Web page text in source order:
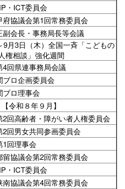
・ICT委員会
府協議会第1回常務委員会
副会長・事務局長等会議
9月3日（木）全国一斉「こどもの
人権相談」強化週間
4回県連事務局会議
ブロ企画委員会
ブロ理事会
【令和８年９月】
2回高齢者・障がい者人権委員会
2回男女共同参画委員会
1回理事会
留協議会第2回常務委員会
・ICT委員会
南協議会第4回常務委員会